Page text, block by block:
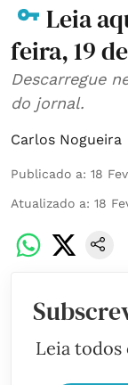
Leia
feira, 19
Descarregue
do jornal.
Carlos Nogueira
Publicado a: 18
Atualizado a: 18
Leia